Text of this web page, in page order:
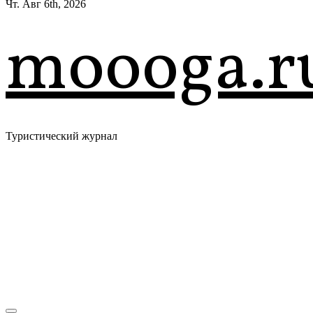
Чт. Авг 6th, 2026
Туристический журнал